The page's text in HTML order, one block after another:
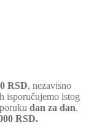
RSD, nezavisno
isporučujemo istog
dan za dan.
RSD.